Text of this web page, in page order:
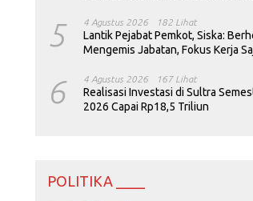
5 4 Agustus 2026 182 Lihat
Lantik Pejabat Pemkot, Siska:
Mengemis Jabatan, Fokus Kerja
6 4 Agustus 2026 167 Lihat
Realisasi Investasi di Sultra
2026 Capai Rp18,5 Triliun
POLITIKA ____